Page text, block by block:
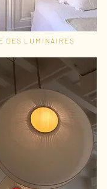
DES LUMINAIRES